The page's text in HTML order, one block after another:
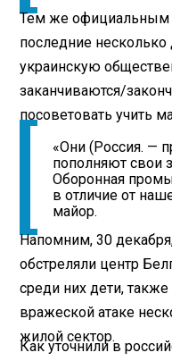
Тем же официальным
последние
украинскую
заканчиваются/
посоветовать учить
«Они (Россия. —
пополняют свои
Оборонная
в отличие от
майор.
Напомним, 30
обстреляли центр
среди них дети,
вражеской атаке
жилой сектор.
Как уточнили в